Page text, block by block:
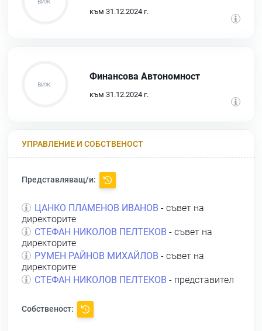
към 31.12.2024 г.
Финансова Автономност
към 31.12.2024 г.
УПРАВЛЕНИЕ И СОБСТВЕНОСТ
Представляващ/и:
ЦАНКО ПЛАМЕНОВ ИВАНОВ - съвет на
директорите
СТЕФАН НИКОЛОВ ПЕЛТЕКОВ - съвет на
директорите
РУМЕН РАЙНОВ МИХАЙЛОВ - съвет на
директорите
СТЕФАН НИКОЛОВ ПЕЛТЕКОВ - представител
Собственост: